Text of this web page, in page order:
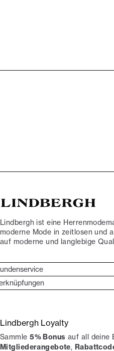
Lindbergh ist eine
moderne Mode in zeitlosen und
auf moderne und langlebige
widerrufen
Lindbergh-Botschafter
Lindbergh Loyalty
Sammle5% Bonus auf all deine
Mitgliederangebote,